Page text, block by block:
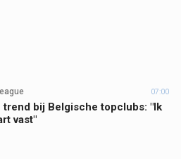
07:00
trend bij Belgische topclubs: "Ik
vast"